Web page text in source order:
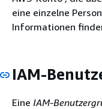
eine einzelne
Informationen
IAM-
Eine IAM-